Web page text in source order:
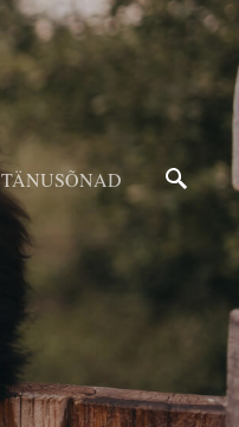
TÄNUSÕNAD